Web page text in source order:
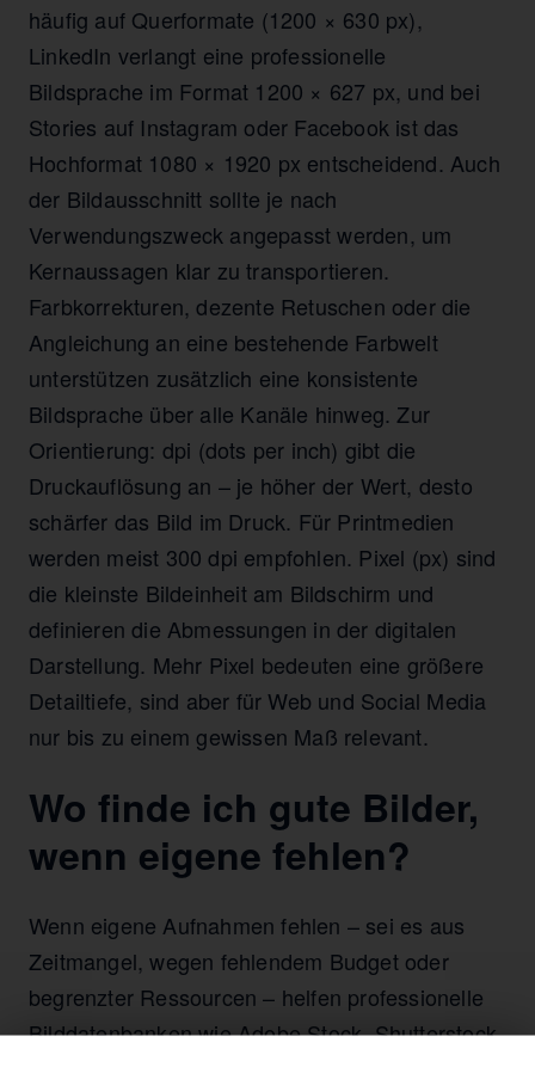
häufig auf Querformate (1200 × 630 px),
LinkedIn verlangt eine professionelle
Bildsprache im Format 1200 × 627 px, und bei
Stories auf Instagram oder Facebook ist das
Hochformat 1080 × 1920 px entscheidend. Auch
der Bildausschnitt sollte je nach
Verwendungszweck angepasst werden, um
Kernaussagen klar zu transportieren.
Farbkorrekturen, dezente Retuschen oder die
Angleichung an eine bestehende Farbwelt
unterstützen zusätzlich eine konsistente
Bildsprache über alle Kanäle hinweg. Zur
Orientierung: dpi (dots per inch) gibt die
Druckauflösung an – je höher der Wert, desto
schärfer das Bild im Druck. Für Printmedien
werden meist 300 dpi empfohlen. Pixel (px) sind
die kleinste Bildeinheit am Bildschirm und
definieren die Abmessungen in der digitalen
Darstellung. Mehr Pixel bedeuten eine größere
Detailtiefe, sind aber für Web und Social Media
nur bis zu einem gewissen Maß relevant.
Wo finde ich gute Bilder,
wenn eigene fehlen?
Wenn eigene Aufnahmen fehlen – sei es aus
Zeitmangel, wegen fehlendem Budget oder
begrenzter Ressourcen – helfen professionelle
Bilddatenbanken wie Adobe Stock, Shutterstock,